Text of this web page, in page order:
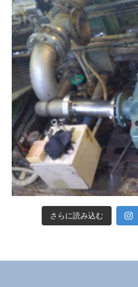
さらに読み込む